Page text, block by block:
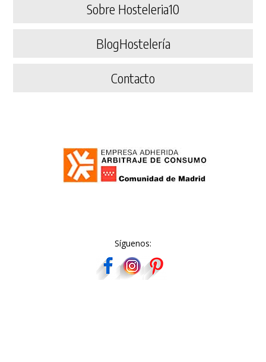
Sobre Hosteleria10
BlogHostelería
Contacto
Síguenos: